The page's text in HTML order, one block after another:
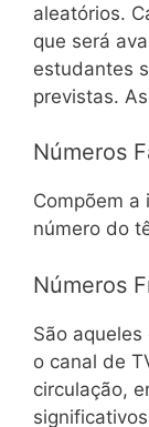
aleatórios.
que será
estudantes
previstas.
Números
Compõem
número do
Números
São
o canal de
circulação,